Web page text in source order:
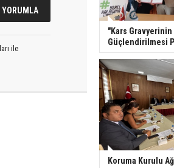
ile
"Kars
Güçlendirilmesi
Koruma Kurulu